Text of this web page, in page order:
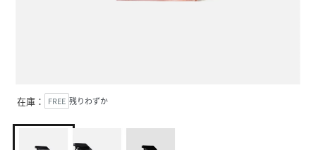
在庫： FREE 残りわずか